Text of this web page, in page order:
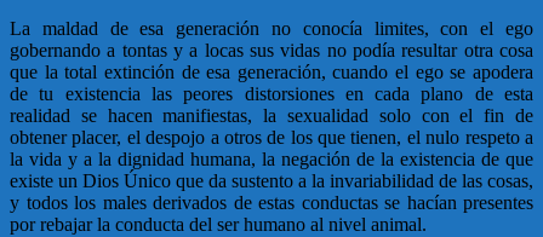
La maldad de esa generación no conocía limites, con el ego
gobernando a tontas y a locas sus vidas no podía resultar otra cosa
que la total extinción de esa generación, cuando el ego se apodera
de tu existencia las peores distorsiones en cada plano de esta
realidad se hacen manifiestas, la sexualidad solo con el fin de
obtener placer, el despojo a otros de los que tienen, el nulo respeto a
la vida y a la dignidad humana, la negación de la existencia de que
existe un Dios Único que da sustento a la invariabilidad de las cosas,
y todos los males derivados de estas conductas se hacían presentes
por rebajar la conducta del ser humano al nivel animal.